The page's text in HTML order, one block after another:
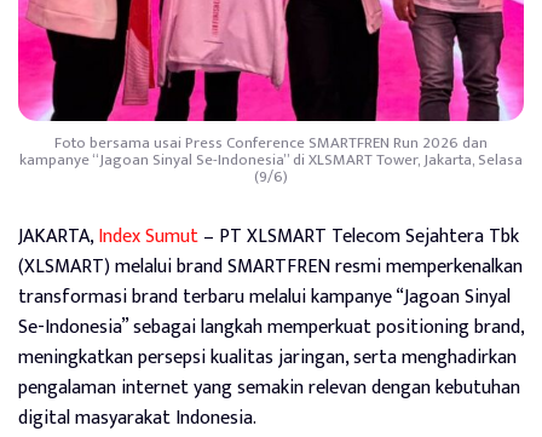
Foto bersama usai Press Conference SMARTFREN Run 2026 dan
kampanye “Jagoan Sinyal Se-Indonesia” di XLSMART Tower, Jakarta, Selasa
(9/6)
JAKARTA,Index Sumut– PT XLSMART Telecom Sejahtera Tbk
(XLSMART) melalui brand SMARTFREN resmi memperkenalkan
transformasi brand terbaru melalui kampanye “Jagoan Sinyal
Se-Indonesia” sebagai langkah memperkuat positioning brand,
meningkatkan persepsi kualitas jaringan, serta menghadirkan
pengalaman internet yang semakin relevan dengan kebutuhan
digital masyarakat Indonesia.